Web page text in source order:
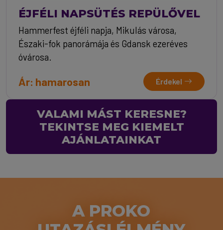
ÉJFÉLI NAPSÜTÉS REPÜLŐVEL
Hammerfest éjféli napja, Mikulás városa,
Északi-fok panorámája és Gdansk ezeréves
óvárosa.
Ár: hamarosan Érdekel
VALAMI MÁST KERESNE?
TEKINTSE MEG KIEMELT
AJÁNLATAINKAT
A PROKO